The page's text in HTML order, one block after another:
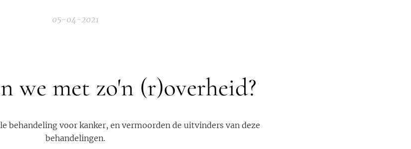
05-04-2021
we met zo'n (r)overheid?
behandeling voor kanker, en vermoorden de uitvinders van deze
behandelingen.